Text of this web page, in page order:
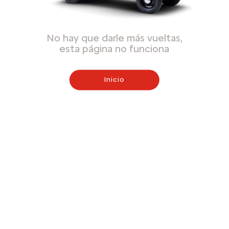
No hay que darle más vueltas,
esta página no funciona
Inicio